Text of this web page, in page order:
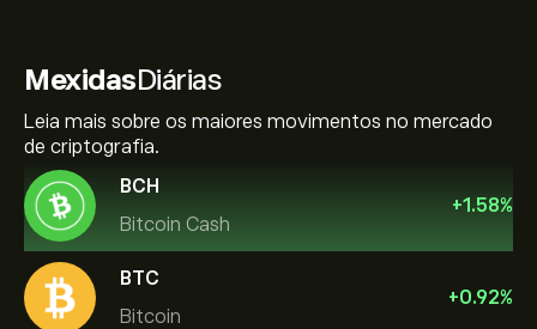
MexidasDiárias
Leia mais sobre os maiores movimentos no mercado
de criptografia.
BCH
Bitcoin Cash
+1.58%
BTC
Bitcoin
+0.92%